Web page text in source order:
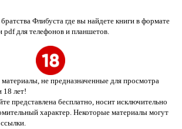
Флибуста где вы найдете книги в формате
для телефонов и планшетов.
не предназначенные для просмотра
18 лет!
представлена бесплатно, носит исключительно
характер. Некоторые материалы могут